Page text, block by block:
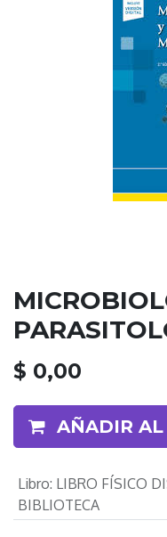
$ 0,00
AÑADIR AL
Libro: LIBRO FÍSICO
BIBLIOTECA